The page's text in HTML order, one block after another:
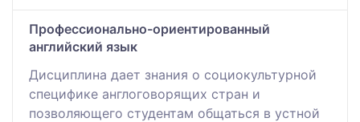
Профессионально-ориентированный
английский язык
Дисциплина дает знания о социокультурной
специфике англоговорящих стран и
позволяющего студентам общаться в устной